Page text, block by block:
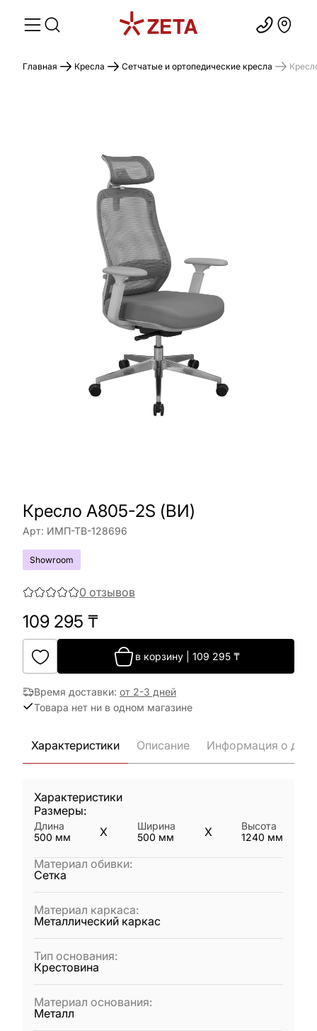
Главная Кресла Сетчатые и ортопедические кресла
Кресло A805-2S (ВИ)
Арт: ИМП-ТВ-128696
Showroom
0 отзывов
109 295 ₸
в корзину| 109 295₸
Время доставки: от 2-3 дней
Товара нет ни в одном магазине
Характеристики Описание Информация о
Характеристики
Размеры:
Длина
500 мм X
Ширина
500 мм X
Высота
1240 мм
Материал обивки:
Сетка
Материал каркаса:
Металлический каркас
Тип основания:
Крестовина
Материал основания:
Металл